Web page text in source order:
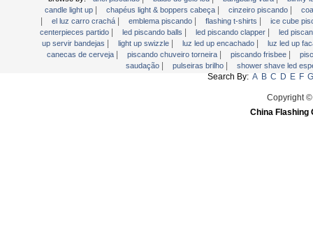
Piscando Jóias
Piscando Pin Magnetic
piscando relógio
candle light up | chapéus light & boppers cabeça | cinzeiro piscando |
| el luz carro crachá | emblema piscando | flashing t-shirts |
ice cube
centerpieces partido | led piscando balls | led piscando clapper |
led
up servir bandejas | light up swizzle | luz led up encachado |
luz led up
canecas de cerveja | piscando chuveiro torneira | piscando frisbee |
saudação | pulseiras brilho | shower shave led
Search By: A B C D E F G
Copyright
China Flashing